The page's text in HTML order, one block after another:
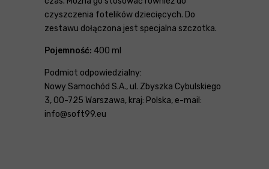
czyszczenia fotelików dziecięcych. Do
zestawu dołączona jest specjalna szczotka.
Pojemność: 400 ml
Podmiot odpowiedzialny:
Nowy Samochód S.A., ul. Zbyszka Cybulskiego
3, 00-725 Warszawa, kraj: Polska, e-mail:
info@soft99.eu